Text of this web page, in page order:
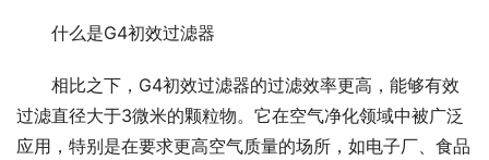
什么是G4初效过滤器
相比之下，G4初效过滤器的过滤效率更高，能够有效
过滤直径大于3微米的颗粒物。它在空气净化领域中被广泛
应用，特别是在要求更高空气质量的场所，如电子厂、食品